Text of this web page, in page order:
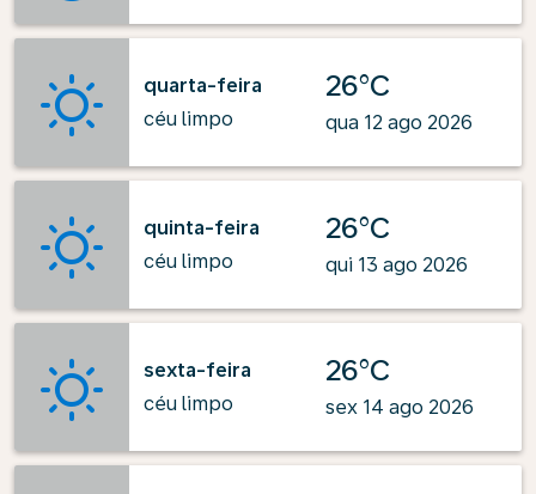
quarta-feira
céu limpo
26°C
qua 12 ago 2026
quinta-feira
céu limpo
26°C
qui 13 ago 2026
sexta-feira
céu limpo
26°C
sex 14 ago 2026